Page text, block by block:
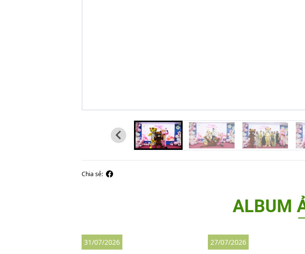
Chia sẻ:
ALBUM
31/07/2026 27/07/2026